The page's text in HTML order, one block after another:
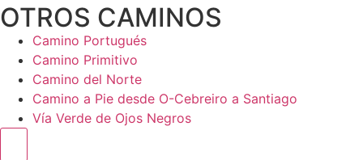
OTROS CAMINOS
Camino Portugués
Camino Primitivo
Camino del Norte
Camino a Pie desde O-Cebreiro a Santiago
Vía Verde de Ojos Negros